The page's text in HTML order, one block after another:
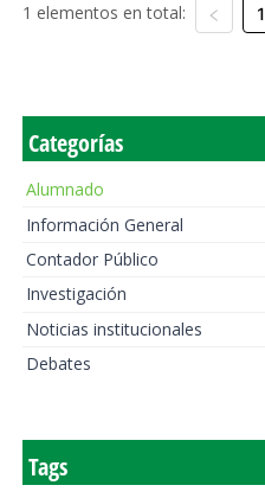
1 elementos en total: 1
Categorías
Alumnado
Información General
Contador Público
Investigación
Noticias institucionales
Debates
Tags